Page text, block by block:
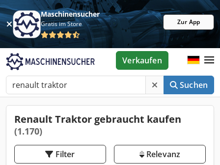
Maschinensucher
Gratis im Store Zur App
Suchen
Verkaufen
Renault Traktor gebraucht kaufen
(1.170)
Filter Relevanz